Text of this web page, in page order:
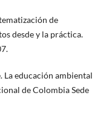
de
desde y la práctica.
La educación ambiental
de Colombia Sede